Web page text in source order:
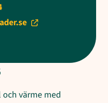
värme med